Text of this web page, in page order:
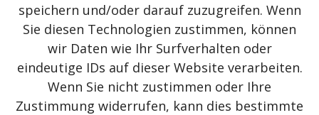
speichern und/oder darauf zuzugreifen. Wenn
Sie diesen Technologien zustimmen, können
wir Daten wie Ihr Surfverhalten oder
eindeutige IDs auf dieser Website verarbeiten.
Wenn Sie nicht zustimmen oder Ihre
Zustimmung widerrufen, kann dies bestimmte
Urlaub in Rumänien am 16. Oktober 2023
Schloss Peles | Landkreis Prahova |
nahe der Stadt Sinaia
203 JETZT LESEN ...